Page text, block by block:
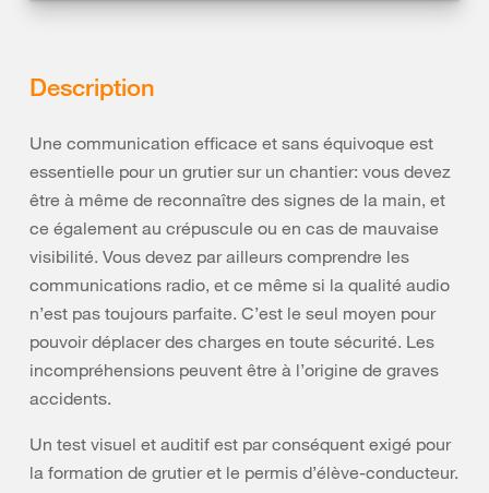
Description
Une communication efficace et sans équivoque est
essentielle pour un grutier sur un chantier: vous devez
être à même de reconnaître des signes de la main, et
ce également au crépuscule ou en cas de mauvaise
visibilité. Vous devez par ailleurs comprendre les
communications radio, et ce même si la qualité audio
n’est pas toujours parfaite. C’est le seul moyen pour
pouvoir déplacer des charges en toute sécurité. Les
incompréhensions peuvent être à l’origine de graves
accidents.
Un test visuel et auditif est par conséquent exigé pour
la formation de grutier et le permis d’élève-conducteur.